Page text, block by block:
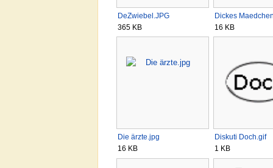
DeZwiebel.JPG
365 KB
Dickes
16 KB
Die ärzte.jpg
16 KB
Diskuti Doch.gif
1 KB